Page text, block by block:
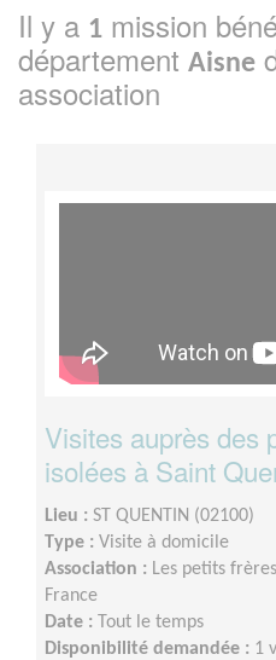
Il y a 1 mission
département Aisne
association
Visites auprès des
isolées à Saint
Lieu : ST QUENTIN (02100)
Type : Visite à domicile
Association : Les petits
France
Date : Tout le temps
Disponibilité demandée : 1